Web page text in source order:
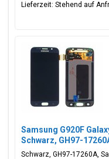
Lieferzeit: Stehend auf
Samsung G920F
Schwarz, GH97-
Schwarz, GH97-17260A,